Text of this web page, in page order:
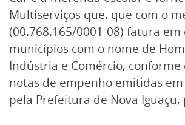
Multiserviços que, que com o
(00.768.165/0001-08) fatura
municípios com o nome de
Indústria e Comércio, conforme
notas de empenho emitidas
pela Prefeitura de Nova